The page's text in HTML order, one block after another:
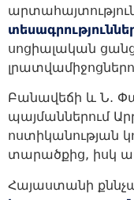
սոցիալական
Բանավեճի և Ն.
պայմաններում
ոստիկանության
տարածքից, իսկ
Հայաստանի